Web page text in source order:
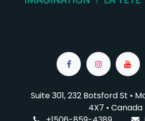
Suite 301, 232 Botsford St •
4X7 • Canada